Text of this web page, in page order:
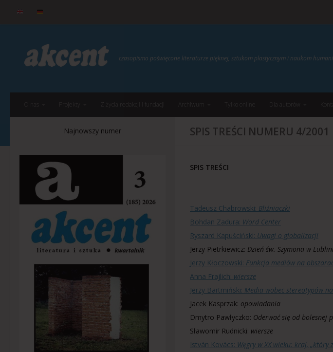
Przejdź do treści
czasopismo poświęcone literaturze pięknej, sztukom plastycznym i naukom
Projekty Z życia redakcji i fundacji Archiwum Tylko online Dla autorów
SPIS TREŚCI NUMERU 4/2001
SPIS TREŚCI
Tadeusz Chabrowski: Bliźniaczki
Bohdan Zadura: Word Center
Ryszard Kapuściński: Uwagi o globalizacji
Jerzy Pietrkiewicz: Dzień św. Szymona w
Jerzy Kłoczowski: Funkcja mediów na
Anna Frajlich: wiersze
Jerzy Bartmiński: Media wobec stereotypów
Jacek Kasprzak: opowiadania
Dmytro Pawłyczko: Oderwać się od bolesnej
Sławomir Rudnicki: wiersze
István Kovács: Węgry w XX wieku: kraj,
Najnowszy numer